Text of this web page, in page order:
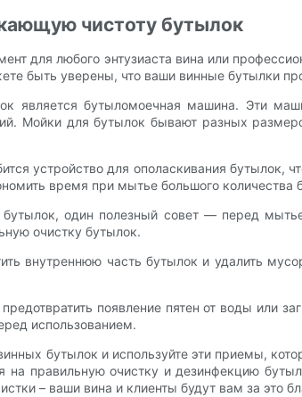
чистоту бутылок
для любого энтузиаста вина или
быть уверены, что ваши винные бутылки
является бутыломоечная машина. Эти
Мойки для бутылок бывают разных
устройство для ополаскивания бутылок,
время при мытье большого количества
один полезный совет — перед
очистку бутылок.
внутреннюю часть бутылок и удалить
появление пятен от воды или
использованием.
бутылок и используйте эти приемы,
правильную очистку и дезинфекцию
– ваши вина и клиенты будут вам за это